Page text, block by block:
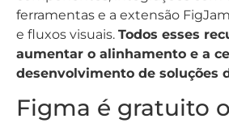
ferramentas e a extensão
e fluxos visuais. Todos esses
aumentar o alinhamento e a
desenvolvimento de soluções
Figma é gratuito